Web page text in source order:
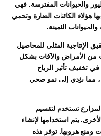
والحيوانات المفترسة. فهي
هؤلاء الكائنات الضارة وتحمي
الثمينة.
الإنتاجية المثلى للمحاصيل
من الأمراض والآفات بشكل
تخفيف تأثير الرياح
مما يؤدي إلى نمو صحي
تستخدم لتقسيم
يتم استخدامها لإنشاء
ومنع هروبها. توفر هذه